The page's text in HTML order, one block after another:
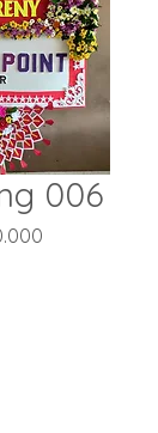
006